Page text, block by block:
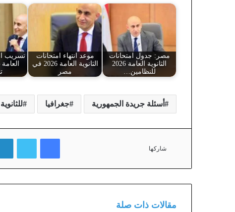
مصر: جدول امتحانات
الثانوية العامة 2026
للنظامين…
موعد انتهاء امتحانات
الثانوية العامة 2026 في
مصر
تسريب
أسئلة جريدة الجمهورية جغرافيا للثانوية
شاركها
فيسبوك تويتر
مقالات ذات صلة